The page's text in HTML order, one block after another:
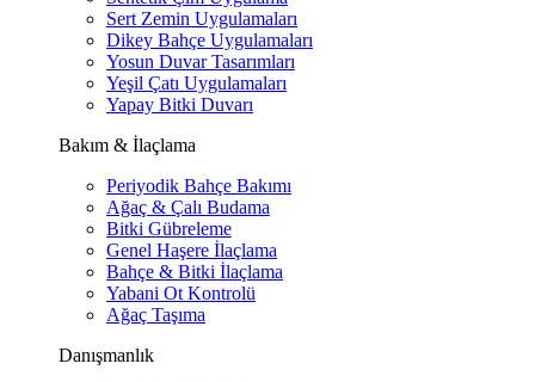
Sert Zemin Uygulamaları
Dikey Bahçe Uygulamaları
Yosun Duvar Tasarımları
Yeşil Çatı Uygulamaları
Yapay Bitki Duvarı
Bakım & İlaçlama
Periyodik Bahçe Bakımı
Ağaç & Çalı Budama
Bitki Gübreleme
Genel Haşere İlaçlama
Bahçe & Bitki İlaçlama
Yabani Ot Kontrolü
Ağaç Taşıma
Danışmanlık